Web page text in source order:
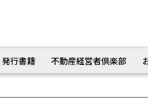
発行書籍 不動産経営者倶楽部